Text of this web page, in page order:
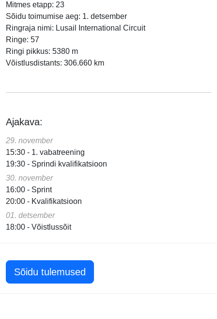
Mitmes etapp: 23
Sõidu toimumise aeg: 1. detsember
Ringraja nimi: Lusail International Circuit
Ringe: 57
Ringi pikkus: 5380 m
Võistlusdistants: 306.660 km
Ajakava:
29. november
15:30 - 1. vabatreening
19:30 - Sprindi kvalifikatsioon
30. november
16:00 - Sprint
20:00 - Kvalifikatsioon
01. detsember
18:00 - Võistlussõit
Sõidu tulemused